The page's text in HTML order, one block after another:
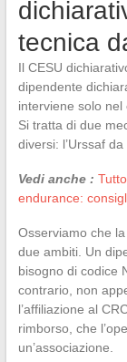
tecnica
Il CESU
dipendente
interviene solo nel
Si tratta di due
diversi: l’Urssaf
Vedi anche :
endurance:
Osserviamo che
due ambiti. Un
bisogno di codice
contrario, non
l’affiliazione al
rimborso, che
un’associazione.